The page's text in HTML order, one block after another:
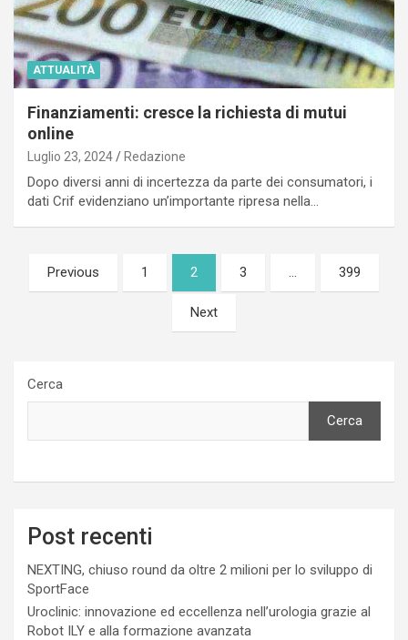
ATTUALITÀ
Finanziamenti: cresce la richiesta di mutui
online
Luglio 23, 2024 Redazione
Dopo diversi anni di incertezza da parte dei consumatori, i
dati Crif evidenziano un’importante ripresa nella…
Paginazione
degli
Previous 1 2 3 … 399
Next
Cerca
Cerca
Post recenti
NEXTING, chiuso round da oltre 2 milioni per lo sviluppo di
SportFace
Uroclinic: innovazione ed eccellenza nell’urologia grazie al
Robot ILY e alla formazione avanzata